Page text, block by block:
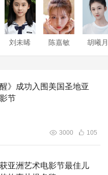
画成长路上的感悟与蜕变，
片正式登陆院线，届时观
刘未晞 陈嘉敏 胡曦
》成功入围美国圣地亚
节
3000 105
亚洲艺术电影节最佳儿